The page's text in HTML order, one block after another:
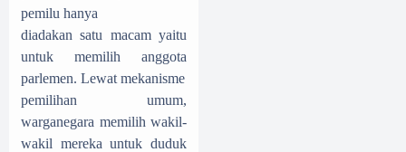
pemilu hanya
diadakan satu macam yaitu
untuk memilih anggota
parlemen. Lewat mekanisme
pemilihan umum,
warganegara memilih wakil-
wakil mereka untuk duduk